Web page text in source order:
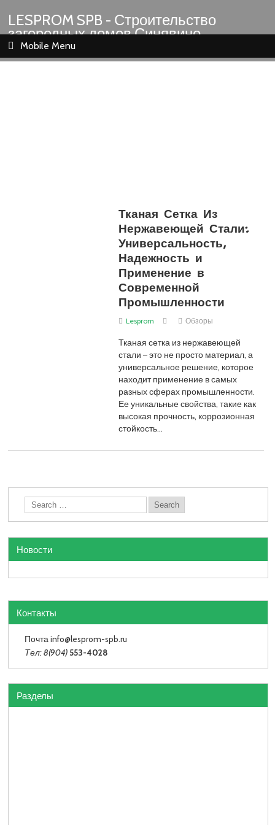
LESPROM SPB - Строительство
загородных домов Синявино
Шлиссельбург Кировск Назия
Mobile Menu
Тканая Сетка Из
Нержавеющей Стали:
Универсальность,
Надежность и
Применение в
Современной
Промышленности
Lesprom Обзоры
Тканая сетка из нержавеющей
стали – это не просто материал, а
универсальное решение, которое
находит применение в самых
разных сферах промышленности.
Ее уникальные свойства, такие как
высокая прочность, коррозионная
стойкость…
Новости
Контакты
Почта info@lesprom-spb.ru
Тел: 8(904) 553-4028
Разделы